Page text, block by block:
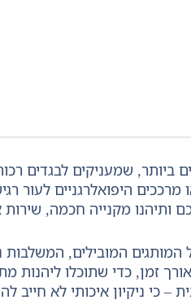
ביותר, שמעניקים לבגדים
היפואלרגניים לעור
מקנייה חכמה,
המובילים,
זמן, כדי שתוכלו
ניקיון איכותי לא חייב